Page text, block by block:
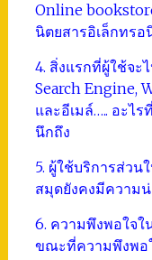
Online
นิตยสารอิเล็กทร
4. สิ่งแรกที่ผู้ใช้จะ
Search Engine,
และอีเมล์….. อะไ
นึกถึง
5. ผู้ใช้บริการส่ว
สมุดยังคงมีความน่
6. ความพึงพอใจใ
ขณะที่ความพึงพอ